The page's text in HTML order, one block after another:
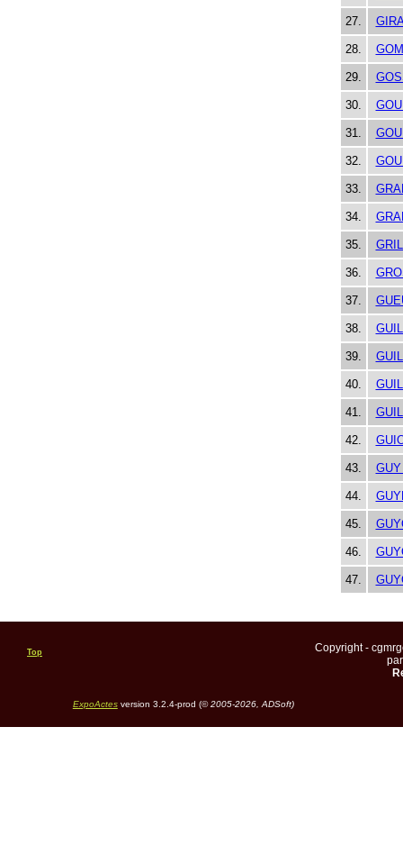
27.
28.
29.
30.
31.
32.
33.
34.
35.
36.
37.
38.
39.
40.
41.
42.
43.
44.
45.
46.
47.
Top
Copyright -
ExpoActesversion 3.2.4-prod (©2005-2026, ADSoft)